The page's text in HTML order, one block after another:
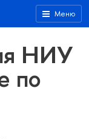
Меню
НИУ
по